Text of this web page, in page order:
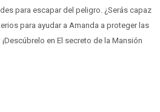
para escapar del peligro. ¿Serás capaz
para ayudar a Amanda a proteger las
en El secreto de la Mansión